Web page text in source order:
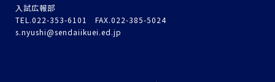
入試広報部
TEL.022-353-6101 FAX.022-385-5024
s.nyushi@sendaiikuei.ed.jp